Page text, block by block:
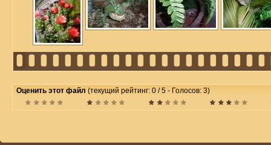
Оценить этот файл (текущий рейтинг: 0 / 5 - Голосов: 3)